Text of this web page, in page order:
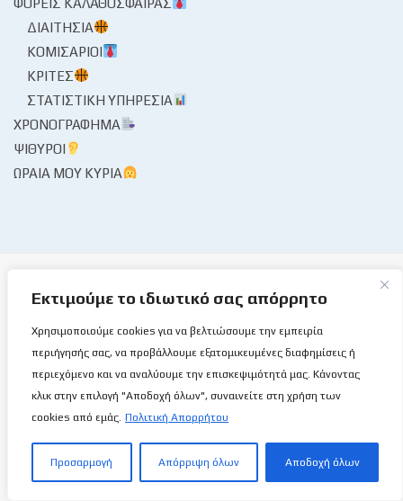
Εκτιμούμε το ιδιωτικό σας απόρρητο
Χρησιμοποιούμε cookies για να βελτιώσουμε την εμπειρία
περιήγησής σας, να προβάλλουμε εξατομικευμένες διαφημίσεις ή
περιεχόμενο και να αναλύουμε την επισκεψιμότητά μας. Κάνοντας
κλικ στην επιλογή "Αποδοχή όλων", συναινείτε στη χρήση των
cookies από εμάς. Πολιτική Απορρήτου
Προσαρμογή Απόρριψη όλων Αποδοχή όλων
ΔΙΑΙΤΗΣΊΑ
ΚΟΜΙΣΆΡΙΟΙ
ΚΡΙΤΈΣ
ΣΤΑΤΙΣΤΙΚΉ ΥΠΗΡΕΣΊΑ
ΧΡΟΝΟΓΡΆΦΗΜΑ
ΨΊΘΥΡΟΙ
ΩΡΑΊΑ ΜΟΥ ΚΥΡΊΑ
Το Basketball Stories στις επάλξεις!
Μια νέα ιστοσελίδα εμφανίζεται σήμερα μπροστά στις οθόνες
σας, η basketballstoriescy.com.
Κανένα μα κανένα κείμενο σε αυτήν την ιστοσελίδα, δεν
θα είναιανώνυμο!